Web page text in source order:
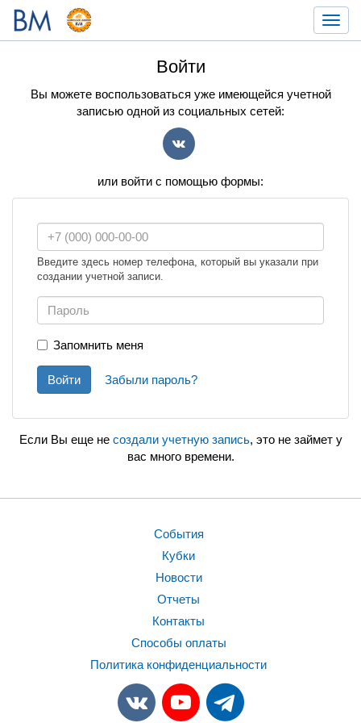
Войти
Вы можете воспользоваться уже имеющейся учетной
записью одной из социальных сетей:
или войти с помощью формы:
Введите здесь номер телефона, который вы указали при
создании учетной записи.
Запомнить меня
Войти Забыли пароль?
Если Вы еще не создали учетную запись, это не займет у
вас много времени.
События
Кубки
Новости
Отчеты
Контакты
Способы оплаты
Политика конфиденциальности